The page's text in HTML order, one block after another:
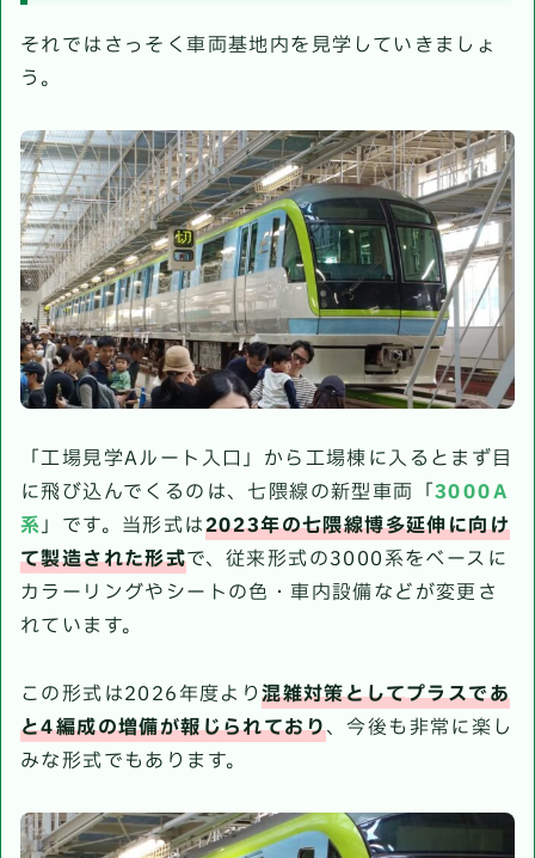
それではさっそく車両基地内を見学していきましょ
う。
「工場見学Aルート入口」から工場棟に入るとまず目
に飛び込んでくるのは、七隈線の新型車両「3000A
系」です。当形式は2023年の七隈線博多延伸に向け
て製造された形式で、従来形式の3000系をベースに
カラーリングやシートの色・車内設備などが変更さ
れています。
この形式は2026年度より混雑対策としてプラスであ
と4編成の増備が報じられており、今後も非常に楽し
みな形式でもあります。